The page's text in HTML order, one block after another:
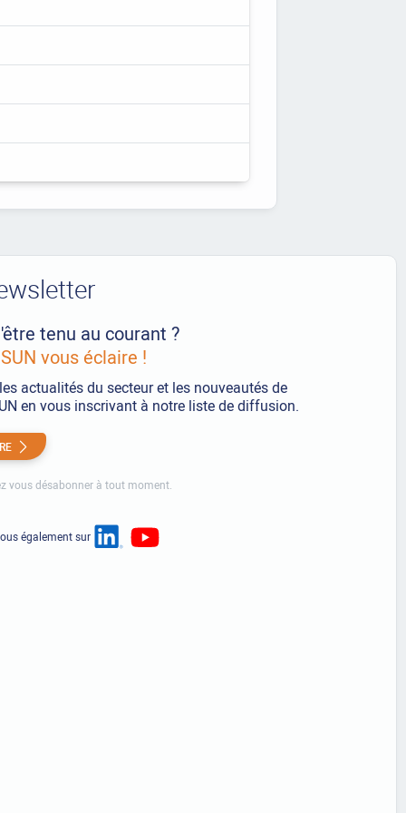
tenu au courant ?
vous éclaire !
actualités du secteur et les nouveautés de
en vous inscrivant à notre liste de diffusion.
vous désabonner à tout moment.
également sur